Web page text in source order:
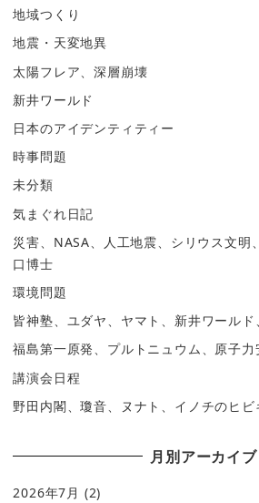
地域つくり
地震・天変地異
太陽フレア、深層崩壊
新井ワールド
日本のアイデンティティー
時事問題
未分類
気まぐれ日記
災害、NASA、人工地震、シリウス文明
口博士
環境問題
皆神塾、ユダヤ、ヤマト、新井ワール
福島第一原発、プルトニュウム、原子
講演会日程
野田内閣、瓊音、ヌナト、イノチのヒビ
月別アーカイブ
2026年7月 (2)